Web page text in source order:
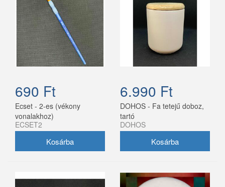
690 Ft
Ecset - 2-es (vékony
vonalakhoz)
ECSET2
6.990 Ft
DOHOS - Fa tetejű doboz,
tartó
DOHOS